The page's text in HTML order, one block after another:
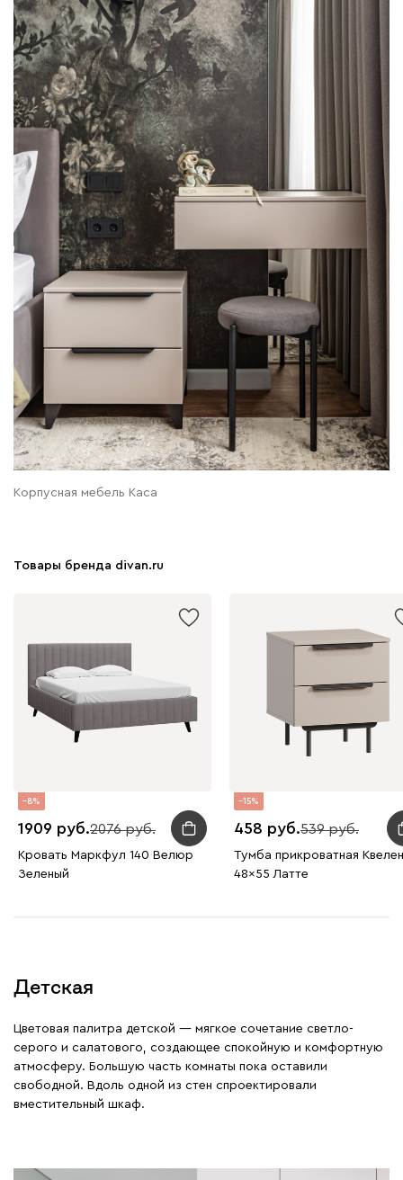
Корпусная мебель Каса
Товары бренда divan.ru
8
1909 2076
Кровать Маркфул 140 Велюр
Зеленый
15
458 539
Тумба прикроватная Квелен
48x55 Латте
Детская
Цветовая палитра детской — мягкое сочетание светло-
серого и салатового, создающее спокойную и комфортную
атмосферу. Большую часть комнаты пока оставили
свободной. Вдоль одной из стен спроектировали
вместительный шкаф.